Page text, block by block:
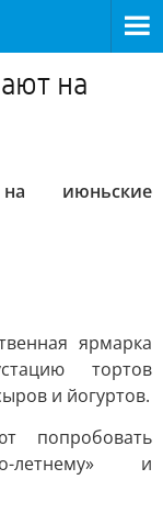
на
июньские
ярмарка
тортов
и йогуртов.
попробовать
летнему» и